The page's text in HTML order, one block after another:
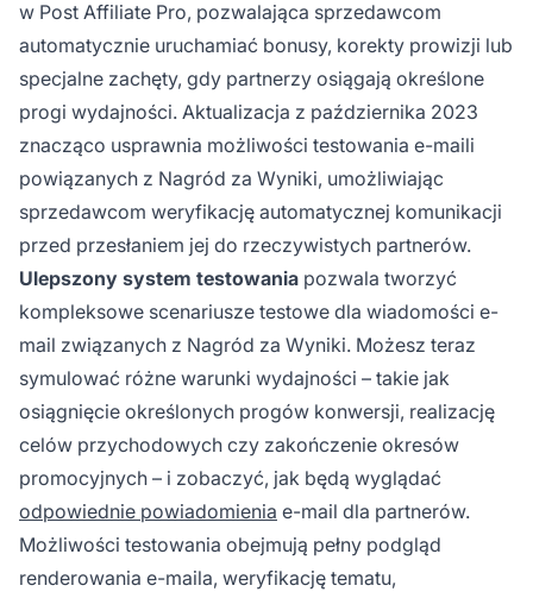
w Post Affiliate Pro, pozwalająca sprzedawcom
automatycznie uruchamiać bonusy, korekty prowizji lub
specjalne zachęty, gdy partnerzy osiągają określone
progi wydajności. Aktualizacja z października 2023
znacząco usprawnia możliwości testowania e-maili
powiązanych z Nagród za Wyniki, umożliwiając
sprzedawcom weryfikację automatycznej komunikacji
przed przesłaniem jej do rzeczywistych partnerów.
Ulepszony system testowania pozwala tworzyć
kompleksowe scenariusze testowe dla wiadomości e-
mail związanych z Nagród za Wyniki. Możesz teraz
symulować różne warunki wydajności – takie jak
osiągnięcie określonych progów konwersji, realizację
celów przychodowych czy zakończenie okresów
promocyjnych – i zobaczyć, jak będą wyglądać
odpowiednie powiadomienia e-mail dla partnerów.
Możliwości testowania obejmują pełny podgląd
renderowania e-maila, weryfikację tematu,